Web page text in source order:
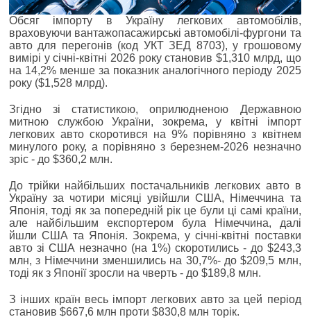
Обсяг імпорту в Україну легкових автомобілів,
враховуючи вантажопасажирські автомобілі-фургони та
авто для перегонів (код УКТ ЗЕД 8703), у грошовому
вимірі у січні-квітні 2026 року становив $1,310 млрд, що
на 14,2% менше за показник аналогічного періоду 2025
року ($1,528 млрд).
Згідно зі статистикою, оприлюдненою Державною
митною службою України, зокрема, у квітні імпорт
легкових авто скоротився на 9% порівняно з квітнем
минулого року, а порівняно з березнем-2026 незначно
зріс - до $360,2 млн.
До трійки найбільших постачальників легкових авто в
Україну за чотири місяці увійшли США, Німеччина та
Японія, тоді як за попередній рік це були ці самі країни,
але найбільшим експортером була Німеччина, далі
йшли США та Японія. Зокрема, у січні-квітні поставки
авто зі США незначно (на 1%) скоротились - до $243,3
млн, з Німеччини зменшились на 30,7%- до $209,5 млн,
тоді як з Японії зросли на чверть - до $189,8 млн.
З інших країн весь імпорт легкових авто за цей період
становив $667,6 млн проти $830,8 млн торік.